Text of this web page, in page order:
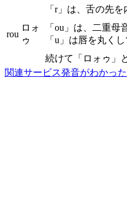
rou
ロォ
ゥ
「r」は、舌の先
「ou」は、二重
「u」は唇を丸く
続けて「ロォゥ」
関連サービス発音がわかっ